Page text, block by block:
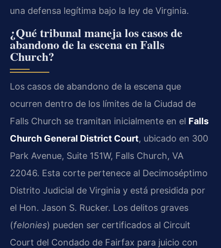
una defensa legítima bajo la ley de Virginia.
¿Qué tribunal maneja los casos de
abandono de la escena en Falls
Church?
Los casos de abandono de la escena que
ocurren dentro de los límites de la Ciudad de
Falls Church se tramitan inicialmente en el Falls
Church General District Court, ubicado en 300
Park Avenue, Suite 151W, Falls Church, VA
22046. Esta corte pertenece al Decimoséptimo
Distrito Judicial de Virginia y está presidida por
el Hon. Jason S. Rucker. Los delitos graves
(felonies) pueden ser certificados al Circuit
Court del Condado de Fairfax para juicio con